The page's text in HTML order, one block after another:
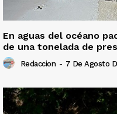
En aguas del océano
de una tonelada de
Redaccion - 7 De Agosto